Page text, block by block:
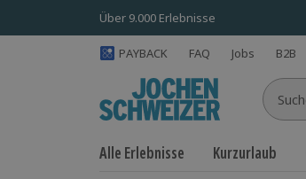
Über 9.000 Erlebnisse
PAYBACK FAQ Jobs B2B
Suche
Alle Erlebnisse Kurzurlaub